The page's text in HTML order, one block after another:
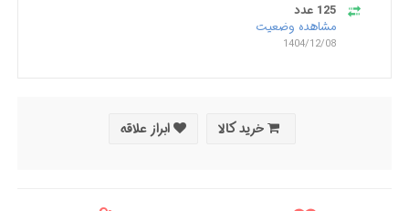
125 عدد
مشاهده وضعیت
1404/12/08
خرید کالا ابراز علاقه